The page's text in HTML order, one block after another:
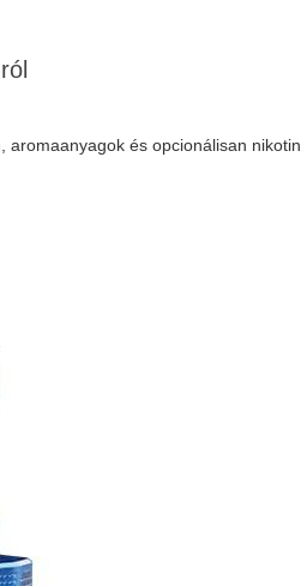
és opcionálisan nikotin.